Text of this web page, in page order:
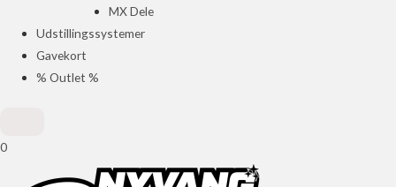
MX Dele
Udstillingssystemer
Gavekort
% Outlet %
0